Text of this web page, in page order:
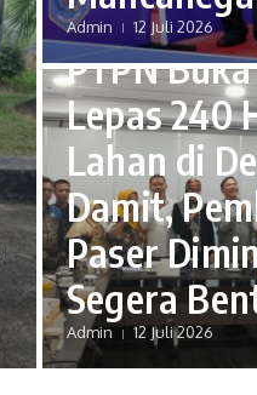
Admin 12 Juli 2026
MNews Paser
PTPN
Lepas 240
Lahan di
Damit,
Paser
Segera
Admin 12 Juli 2026